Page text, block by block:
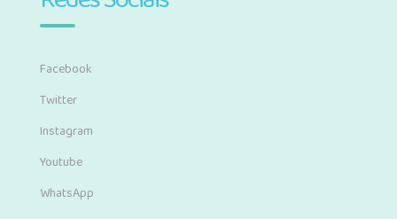
Facebook
Twitter
Instagram
Youtube
WhatsApp